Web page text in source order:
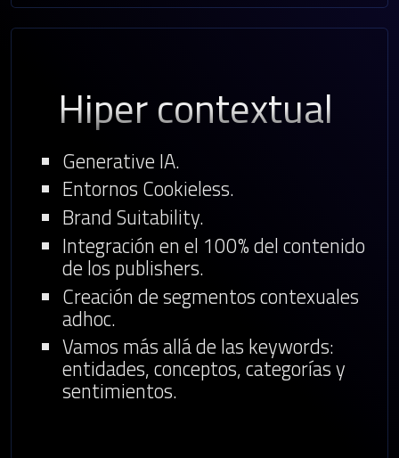
Hiper contextual
Generative IA.
Entornos Cookieless.
Brand Suitability.
Integración en el 100% del contenido
de los publishers.
Creación de segmentos contexuales
adhoc.
Vamos más allá de las keywords:
entidades, conceptos, categorías y
sentimientos.